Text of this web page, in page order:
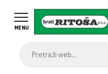
glavniMENU